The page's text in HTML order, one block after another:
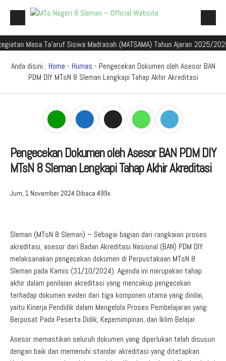
Beranda
Profil Madrasah
Aplikasi Madrasah
PMBM
Perpustakaan Madyadesta
Ta'aruf Siswa Madrasah (MATSAMA) Tahun Ajaran 2025/2026
Anda disini : Home - Humas - Pengecekan Dokumen oleh Asesor BAN
PDM DIY MTsN 8 Sleman Lengkapi Tahap Akhir Akreditasi
Pengecekan Dokumen oleh Asesor BAN PDM DIY
MTsN 8 Sleman Lengkapi Tahap Akhir Akreditasi
Jum, 1 November 2024 Dibaca 499x
Sleman (MTsN 8 Sleman) – Sebagai bagian dari rangkaian proses
akreditasi, asesor dari Badan Akreditasi Nasional (BAN) PDM DIY
melaksanakan pengecekan dokumen di Perpustakaan MTsN 8
Sleman pada Kamis (31/10/2024). Agenda ini merupakan tahap
akhir dalam penilaian akreditasi yang mencakup pengecekan
terhadap dokumen eviden dari tiga komponen utama yang dinilai,
yaitu Kinerja Pendidik dalam Mengelola Proses Pembelajaran yang
Berpusat Pada Peserta Didik, Kepemimpinan, dan Iklim Belajar.
Asesor memastikan seluruh dokumen yang diperlukan telah disusun
dengan baik dan memenuhi standar akreditasi yang ditetapkan.